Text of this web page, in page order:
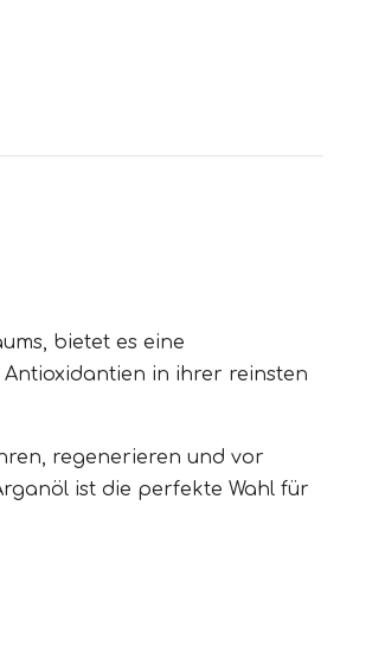
bietet es eine
in ihrer reinsten
regenerieren und vor
ist die perfekte Wahl für